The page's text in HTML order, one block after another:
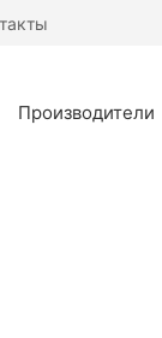
Производители
Fuaro D-